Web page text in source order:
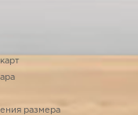
размера